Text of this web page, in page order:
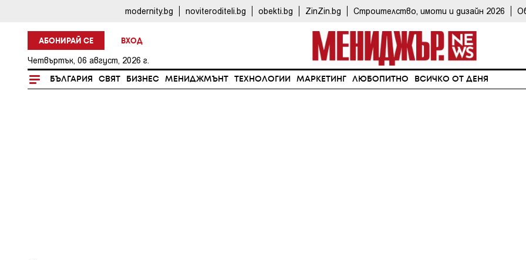
modernity.bg noviteroditeli.bg obekti.bg ZinZin.bg Строителство, имоти и дизайн 2026
АБОНИРАЙ СЕ ВХОД
Четвъртък, 06 август, 2026 г.
БЪЛГАРИЯ СВЯТ БИЗНЕС МЕНИДЖМЪНТ ТЕХНОЛОГИИ МАРКЕТИНГ ЛЮБОПИТНО ВСИЧКО ОТ ДЕНЯ